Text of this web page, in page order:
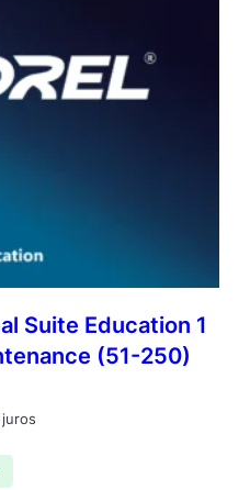
Suite Education 1
(51-250)